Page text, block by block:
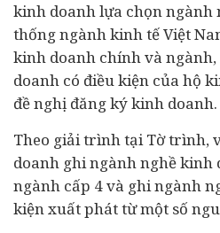
kinh doanh lựa chọn ngành
thống ngành kinh tế Việt
kinh doanh chính và ngành,
doanh có điều kiện của hộ
đề nghị đăng ký kinh doanh.
Theo giải trình tại Tờ trình,
doanh ghi ngành nghề kinh
ngành cấp 4 và ghi ngành
kiện xuất phát từ một số